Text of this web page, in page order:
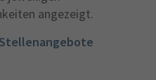
angezeigt.